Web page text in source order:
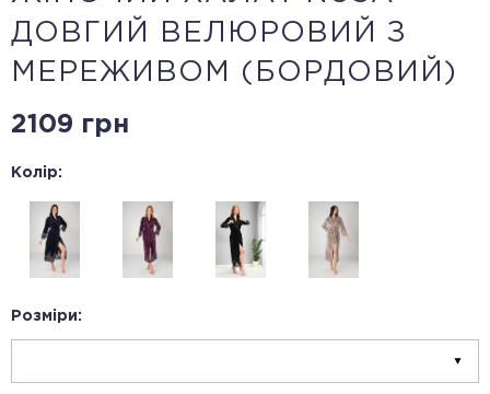
ДОВГИЙ ВЕЛЮРОВИЙ З
МЕРЕЖИВОМ (БОРДОВИЙ)
2109 грн
Колір:
Розміри: